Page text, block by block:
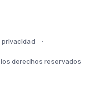
derechos reservados